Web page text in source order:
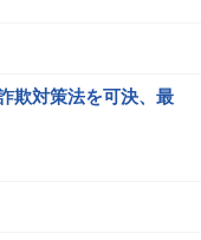
欺対策法を可決、最